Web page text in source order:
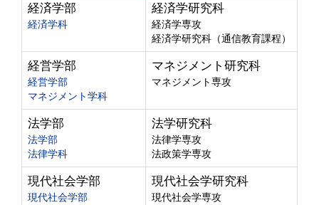
経済学部
経済学科
経済学研究科
経済学専攻
経済学研究科（通信教育課程）
経営学部
経営学部
マネジメント学科
マネジメント研究科
マネジメント専攻
法学部
法学部
法律学科
法学研究科
法律学専攻
法政策学専攻
現代社会学部
現代社会学部
現代社会学研究科
現代社会学専攻